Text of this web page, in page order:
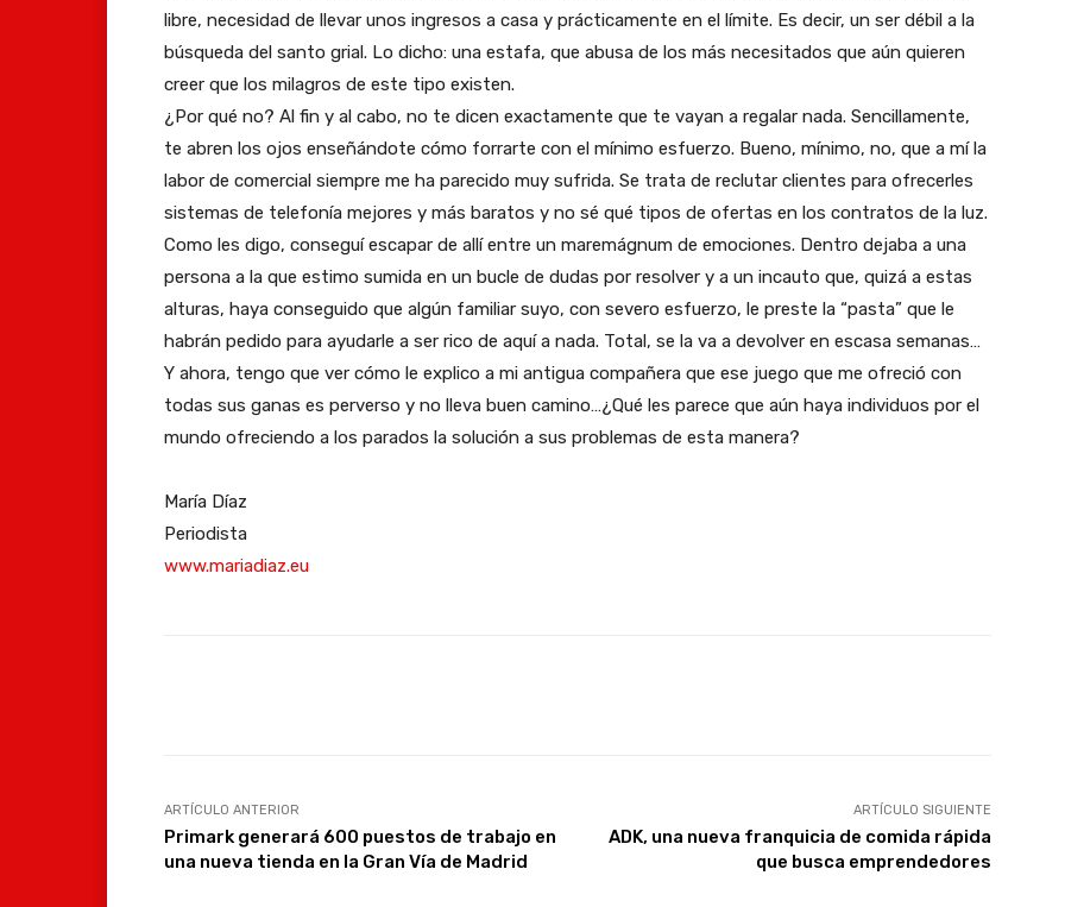
libre, necesidad de llevar unos ingresos a casa y prácticamente en el límite. Es decir, un ser débil a la
búsqueda del santo grial. Lo dicho: una estafa, que abusa de los más necesitados que aún quieren
creer que los milagros de este tipo existen.
¿Por qué no? Al fin y al cabo, no te dicen exactamente que te vayan a regalar nada. Sencillamente,
te abren los ojos enseñándote cómo forrarte con el mínimo esfuerzo. Bueno, mínimo, no, que a mí la
labor de comercial siempre me ha parecido muy sufrida. Se trata de reclutar clientes para ofrecerles
sistemas de telefonía mejores y más baratos y no sé qué tipos de ofertas en los contratos de la luz.
Como les digo, conseguí escapar de allí entre un maremágnum de emociones. Dentro dejaba a una
persona a la que estimo sumida en un bucle de dudas por resolver y a un incauto que, quizá a estas
alturas, haya conseguido que algún familiar suyo, con severo esfuerzo, le preste la “pasta” que le
habrán pedido para ayudarle a ser rico de aquí a nada. Total, se la va a devolver en escasa semanas…
Y ahora, tengo que ver cómo le explico a mi antigua compañera que ese juego que me ofreció con
todas sus ganas es perverso y no lleva buen camino…¿Qué les parece que aún haya individuos por el
mundo ofreciendo a los parados la solución a sus problemas de esta manera?
María Díaz
Periodista
www.mariadiaz.eu
ARTÍCULO ANTERIOR
Primark generará 600 puestos de trabajo en
una nueva tienda en la Gran Vía de Madrid
ARTÍCULO SIGUIENTE
ADK, una nueva franquicia de comida rápida
que busca emprendedores